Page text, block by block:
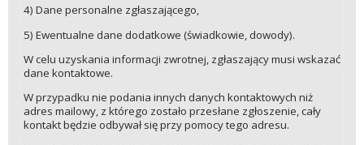
4) Dane personalne zgłaszającego,
5) Ewentualne dane dodatkowe (świadkowie, dowody).
W celu uzyskania informacji zwrotnej, zgłaszający musi wskazać
dane kontaktowe.
W przypadku nie podania innych danych kontaktowych niż
adres mailowy, z którego zostało przesłane zgłoszenie, cały
kontakt będzie odbywał się przy pomocy tego adresu.